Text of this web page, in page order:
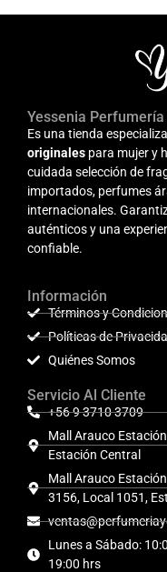
Yessenia Perfumería
Es una tienda
originales para mujer y
cuidada selección de
importados, perfumes
internacionales.
auténticos y una
confiable.
Información
Términos y
Políticas de
Quiénes Somos
Servicio Al Cliente
+56 9 3710 3709
Mall Arauco
Estación Central
Mall Arauco
3156, Local 1051,
Lunes a Sábado:
19:00 hrs